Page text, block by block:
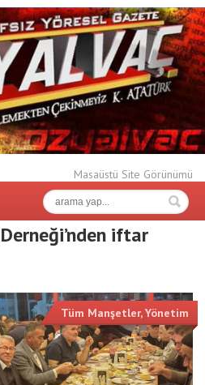
Masaüstü Site Görünümü
iftar
Tüm Manşetler,Yönetim